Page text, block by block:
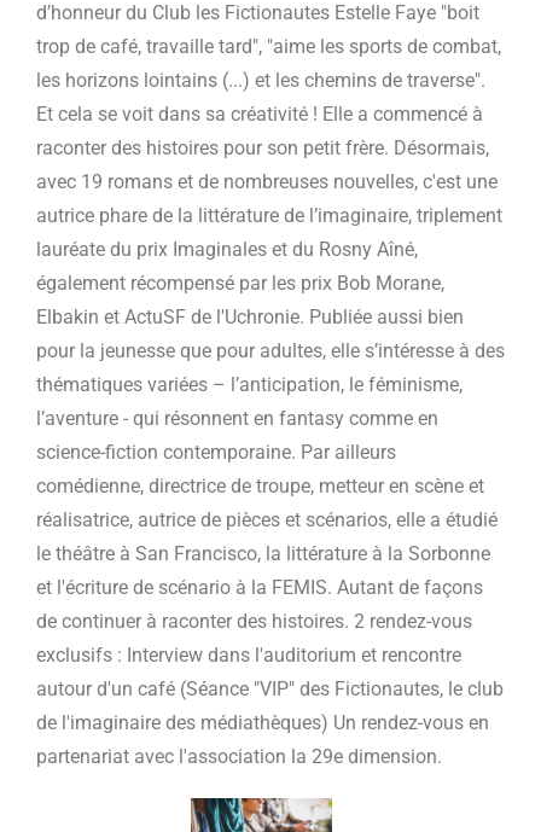
d’honneur du Club les Fictionautes Estelle Faye "boit
trop de café, travaille tard", "aime les sports de combat,
les horizons lointains (...) et les chemins de traverse".
Et cela se voit dans sa créativité ! Elle a commencé à
raconter des histoires pour son petit frère. Désormais,
avec 19 romans et de nombreuses nouvelles, c'est une
autrice phare de la littérature de l’imaginaire, triplement
lauréate du prix Imaginales et du Rosny Aîné,
également récompensé par les prix Bob Morane,
Elbakin et ActuSF de l'Uchronie. Publiée aussi bien
pour la jeunesse que pour adultes, elle s’intéresse à des
thématiques variées – l’anticipation, le féminisme,
l’aventure - qui résonnent en fantasy comme en
science-fiction contemporaine. Par ailleurs
comédienne, directrice de troupe, metteur en scène et
réalisatrice, autrice de pièces et scénarios, elle a étudié
le théâtre à San Francisco, la littérature à la Sorbonne
et l'écriture de scénario à la FEMIS. Autant de façons
de continuer à raconter des histoires. 2 rendez-vous
exclusifs : Interview dans l'auditorium et rencontre
autour d'un café (Séance "VIP" des Fictionautes, le club
de l'imaginaire des médiathèques) Un rendez-vous en
partenariat avec l'association la 29e dimension.